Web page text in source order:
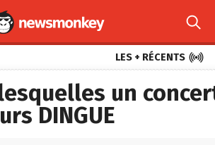

LES + RÉCENTS 
un
DINGUE